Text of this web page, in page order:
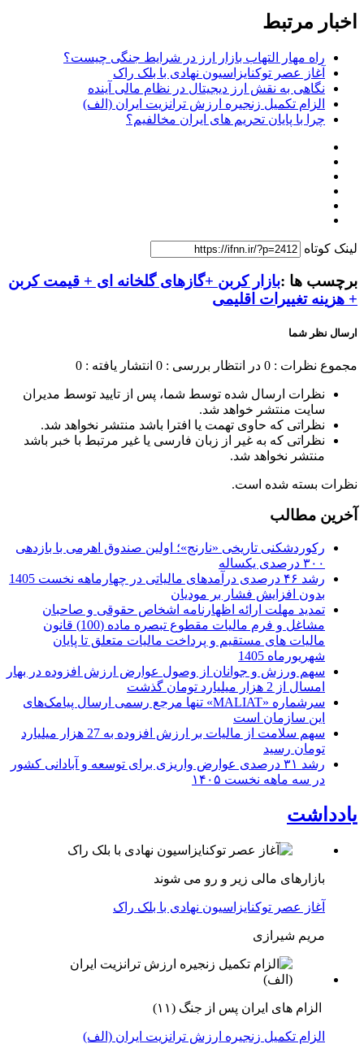
اخبار مرتبط
راه مهار التهاب بازار ارز در شرایط جنگی چیست؟
آغاز عصر توکنایزاسیون نهادی با بلک راک
نگاهی به نقش ارز دیجیتال در نظام مالی آینده
الزام تکمیل زنجیره ارزش ترانزیت ایران (الف)
چرا با پایان تحریم های ایران مخالفیم؟
لینک کوتاه
برچسب ها :بازار کربن +گازهای گلخانه ای + قیمت کربن
+ هزینه تغییرات اقلیمی
ارسال نظر شما
مجموع نظرات : 0 در انتظار بررسی : 0 انتشار یافته : 0
نظرات ارسال شده توسط شما، پس از تایید توسط مدیران
سایت منتشر خواهد شد.
نظراتی که حاوی تهمت یا افترا باشد منتشر نخواهد شد.
نظراتی که به غیر از زبان فارسی یا غیر مرتبط با خبر باشد
منتشر نخواهد شد.
نظرات بسته شده است.
آخرین مطالب
رکوردشکنی تاریخی «نارنج»؛ اولین صندوق اهرمی با بازدهی
۳۰۰ درصدی یکساله
رشد ۴۶ درصدی درآمدهای مالیاتی در چهارماهه نخست 1405
بدون افزایش فشار بر مودیان
تمدید مهلت ارائه اظهارنامه اشخاص حقوقی و صاحبان
مشاغل و فرم مالیات مقطوع تبصره ماده (100) قانون
مالیات های مستقیم و پرداخت مالیات متعلق تا پایان
شهریورماه 1405
سهم ورزش و جوانان از وصول عوارض ارزش افزوده در بهار
امسال از 2 هزار میلیارد تومان گذشت
سرشماره «MALIAT» تنها مرجع رسمی ارسال پیامک‌های
این سازمان است
سهم سلامت از مالیات بر ارزش افزوده به 27 هزار میلیارد
تومان رسید
رشد ۳۱ درصدی عوارض واریزی برای توسعه و آبادانی کشور
در سه ماهه نخست ۱۴۰۵
یادداشت
بازارهای مالی زیر و رو می شوند
آغاز عصر توکنایزاسیون نهادی با بلک راک
مریم شیرازی
الزام های ایران پس از جنگ (۱۱)
الزام تکمیل زنجیره ارزش ترانزیت ایران (الف)